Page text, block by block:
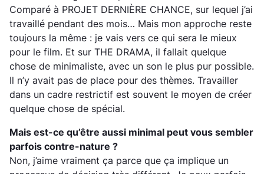
Comparé à PROJET DERNIÈRE CHANCE, sur lequel j’ai
travaillé pendant des mois… Mais mon approche reste
toujours la même : je vais vers ce qui sera le mieux
pour le film. Et sur THE DRAMA, il fallait quelque
chose de minimaliste, avec un son le plus pur possible.
Il n’y avait pas de place pour des thèmes. Travailler
dans un cadre restrictif est souvent le moyen de créer
quelque chose de spécial.
Mais est-ce qu’être aussi minimal peut vous sembler
parfois contre-nature ?
Non, j’aime vraiment ça parce que ça implique un